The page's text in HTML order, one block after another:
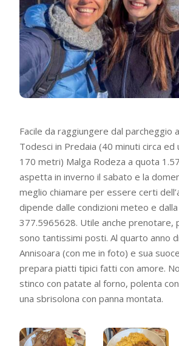
Facile da raggiungere dal parcheggio
Todesci in Predaia (40 minuti circa ed
170 metri) Malga Rodeza a quota
aspetta in inverno il sabato e la
meglio chiamare per essere certi
dipende dalle condizioni meteo e
377.5965628. Utile anche prenotare,
sono tantissimi posti. Al quarto anno
Annisoara (con me in foto) e sua
prepara piatti tipici fatti con amore.
stinco con patate al forno, polenta
una sbrisolona con panna montata.